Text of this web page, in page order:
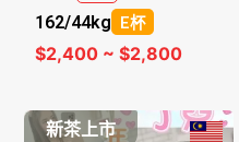
162/44kg E杯
$2,400 ~ $2,800
新茶上市